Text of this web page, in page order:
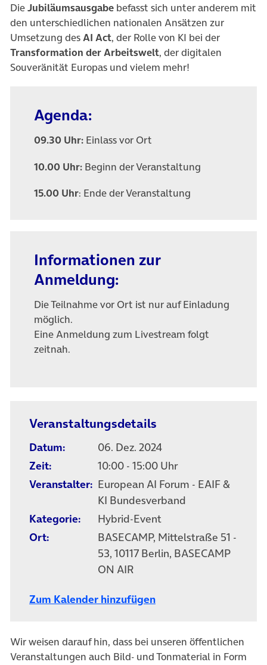
DieJubiläumsausgabe befasst sich unter anderem mit
den unterschiedlichen nationalen Ansätzen zur
Umsetzung desAI Act, der Rolle von KI bei der
Transformation der Arbeitswelt, der digitalen
Souveränität Europas und vielem mehr!
Agenda:
09.30 Uhr: Einlass vor Ort
10.00 Uhr: Beginn der Veranstaltung
15.00 Uhr: Ende der Veranstaltung
Informationen zur
Anmeldung:
Die Teilnahme vor Ort ist nur auf Einladung
möglich.
Eine Anmeldung zum Livestream folgt
zeitnah.
Veranstaltungsdetails
Datum:
06. Dez. 2024
Zeit:
10:00 - 15:00 Uhr
Veranstalter: European AI Forum - EAIF &
KI Bundesverband
Kategorie:
Hybrid-Event
Ort:
BASECAMP, Mittelstraße 51 -
53, 10117 Berlin, BASECAMP
ON AIR
Zum Kalender hinzufügen
Wir weisen darauf hin, dass bei unseren öffentlichen
Veranstaltungen auch Bild- und Tonmaterial in Form